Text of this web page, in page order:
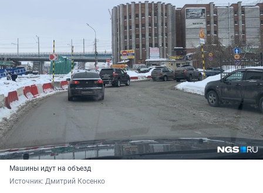
Машины идут на объезд
Источник: Дмитрий Косенко